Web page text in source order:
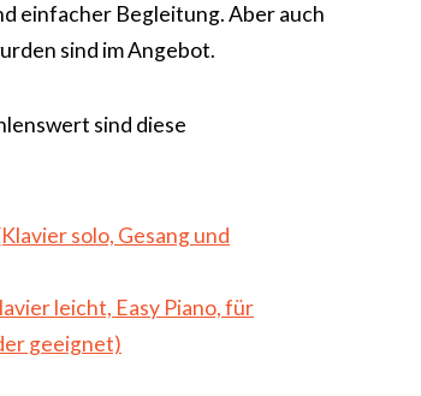
einfacher Begleitung. Aber auch
sind im Angebot.
sind diese
solo, Gesang und
leicht, Easy Piano, für
geeignet)